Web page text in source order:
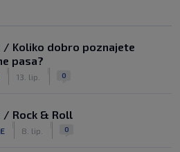
/ Koliko dobro poznajete
pasa?
13. lip. 0
/ Rock & Roll
8. lip. 0